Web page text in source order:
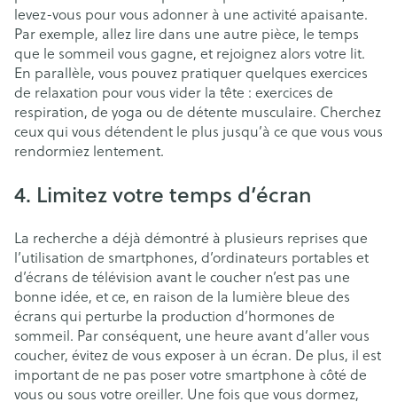
levez-vous pour vous adonner à une activité apaisante.
Par exemple, allez lire dans une autre pièce, le temps
que le sommeil vous gagne, et rejoignez alors votre lit.
En parallèle, vous pouvez pratiquer quelques exercices
de relaxation pour vous vider la tête : exercices de
respiration, de yoga ou de détente musculaire. Cherchez
ceux qui vous détendent le plus jusqu’à ce que vous vous
rendormiez lentement.
4. Limitez votre temps d’écran
La recherche a déjà démontré à plusieurs reprises que
l’utilisation de smartphones, d’ordinateurs portables et
d’écrans de télévision avant le coucher n’est pas une
bonne idée, et ce, en raison de la lumière bleue des
écrans qui perturbe la production d’hormones de
sommeil. Par conséquent, une heure avant d’aller vous
coucher, évitez de vous exposer à un écran. De plus, il est
important de ne pas poser votre smartphone à côté de
vous ou sous votre oreiller. Une fois que vous dormez,